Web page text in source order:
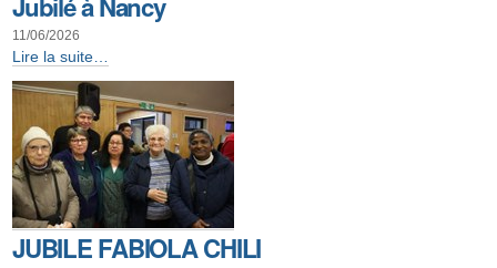
11/06/2026
Jubilé
Nancy
Lire la suite…
JUBILE FABIOLA CHILI